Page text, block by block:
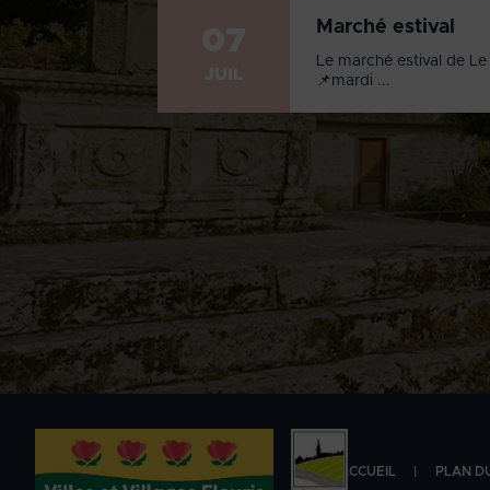
Marché estival
Le marché estival de
📌mardi ...
ACCUEIL PLAN